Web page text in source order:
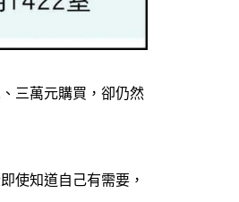
三萬元購買，卻仍然
使知道自己有需要，